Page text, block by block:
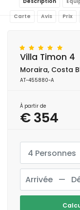
Carte Avis Prix
Villa Timon 4
Moraira, Costa
AT-455880-A
À partir de
€ 354
4 Personnes